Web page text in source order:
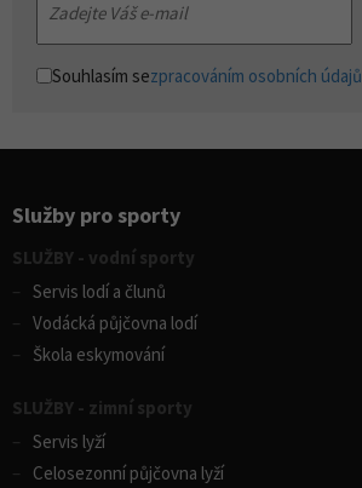
Souhlasím sezpracováním osobních údajů
Služby pro sporty
SLUŽBY - vodní sporty
Servis lodí a člunů
Vodácká půjčovna lodí
Škola eskymování
SLUŽBY - zimní sporty
Servis lyží
Celosezonní půjčovna lyží